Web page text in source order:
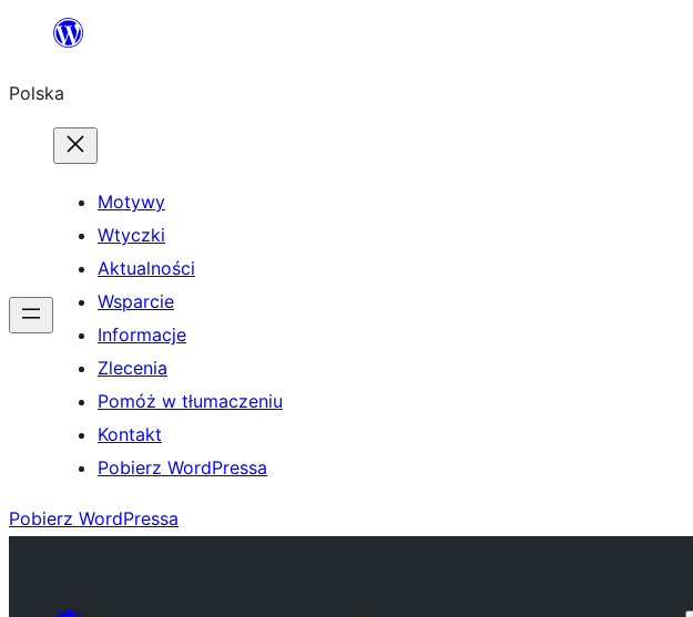
Przejdź
treści
Polska
Motywy
Wtyczki
Aktualności
Wsparcie
Informacje
Zlecenia
Pomóż w tłumaczeniu
Kontakt
Pobierz WordPressa
Pobierz WordPressa